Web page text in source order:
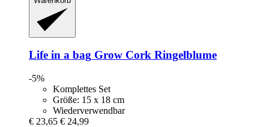
Life in a bag Grow Cork Ringelblume
-5%
Komplettes Set
Größe: 15 x 18 cm
Wiederverwendbar
€ 23,65 € 24,99